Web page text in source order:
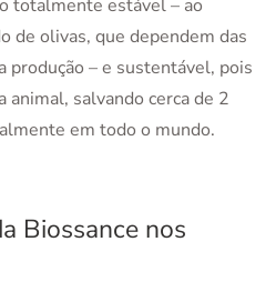
totalmente estável – ao
de olivas, que dependem das
produção – e sustentável, pois
animal, salvando cerca de 2
em todo o mundo.
Biossance nos